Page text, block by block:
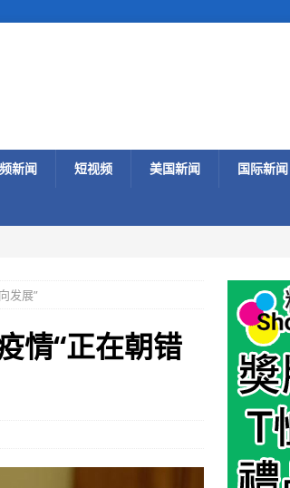
新闻 短视频 美国新闻 国际新闻
发展”
情“正在朝错